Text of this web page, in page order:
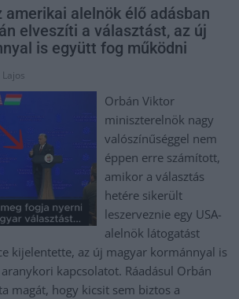
amerikai alelnök élő adásban
elveszíti a választást, az új
is együtt fog működni
Lajos
Orbán Viktor
miniszterelnök nagy
valószínűséggel nem
éppen erre számított,
amikor a választás
hetére sikerült
leszerveznie egy USA-
alelnök látogatást
kijelentette, az új magyar kormánnyal is
kapcsolatot. Ráadásul Orbán
magát, hogy kicsit sem biztos a